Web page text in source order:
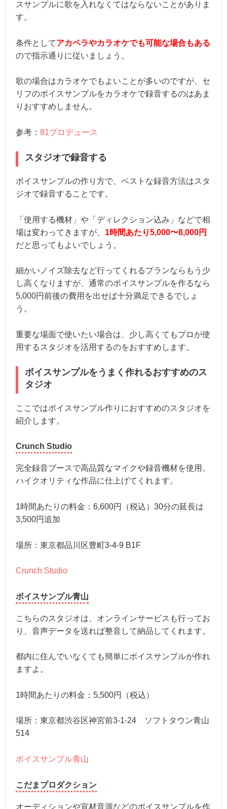
スサンプルに歌を入れなくてはならないことがありま
す。
条件としてアカペラやカラオケでも可能な場合もある
ので指示通りに従いましょう。
歌の場合はカラオケでもよいことが多いのですが、セ
リフのボイスサンプルをカラオケで録音するのはあま
りおすすめしません。
参考： 81プロデュース
スタジオで録音する
ボイスサンプルの作り方で、ベストな録音方法はスタ
ジオで録音することです。
「使用する機材」や「ディレクション込み」などで相
場は変わってきますが、 1時間あたり5,000〜8,000円
だと思ってもよいでしょう。
細かいノイズ除去など行ってくれるプランならもう少
し高くなりますが、通常のボイスサンプルを作るなら
5,000円前後の費用を出せば十分満足できるでしょ
う。
重要な場面で使いたい場合は、少し高くてもプロが使
用するスタジオを活用するのをおすすめします。
ボイスサンプルをうまく作れるおすすめのス
タジオ
ここではボイスサンプル作りにおすすめのスタジオを
紹介します。
Crunch Studio
完全録音ブースで高品質なマイクや録音機材を使用。
ハイクオリティな作品に仕上げてくれます。
1時間あたりの料金：6,600円（税込）30分の延長は
3,500円追加
場所：東京都品川区豊町3-4-9 B1F
Crunch Studio
ボイスサンプル青山
こちらのスタジオは、オンラインサービスも行ってお
り、音声データを送れば整音して納品してくれます。
都内に住んでいなくても簡単にボイスサンプルが作れ
ますよ。
1時間あたりの料金：5,500円（税込）
場所：東京都渋谷区神宮前3-1-24 ソフトタウン青山
514
ボイスサンプル青山
こだまプロダクション
オーディションや宣材音源などのボイスサンプルを作